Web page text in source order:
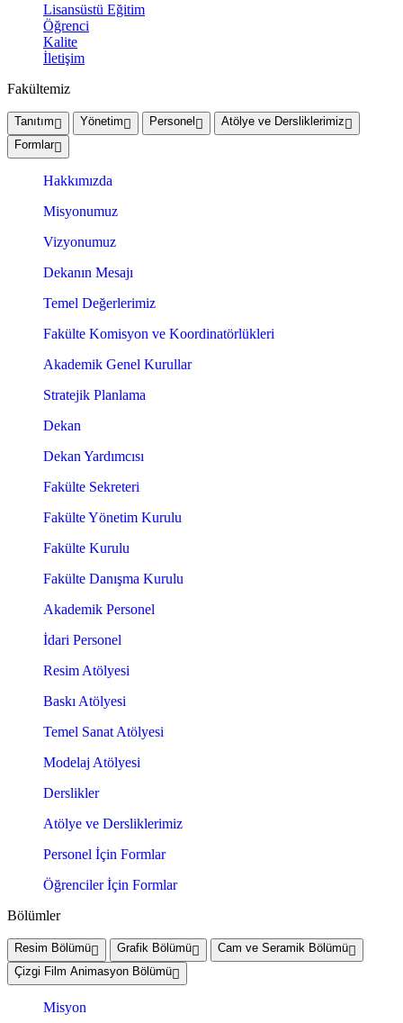
Lisansüstü Eğitim
Öğrenci
Kalite
İletişim
Fakültemiz
Tanıtım Yönetim Personel
Atölye ve Dersliklerimiz
Formlar
Hakkımızda
Misyonumuz
Vizyonumuz
Dekanın Mesajı
Temel Değerlerimiz
Fakülte Komisyon ve Koordinatörlükleri
Akademik Genel Kurullar
Stratejik Planlama
Dekan
Dekan Yardımcısı
Fakülte Sekreteri
Fakülte Yönetim Kurulu
Fakülte Kurulu
Fakülte Danışma Kurulu
Akademik Personel
İdari Personel
Resim Atölyesi
Baskı Atölyesi
Temel Sanat Atölyesi
Modelaj Atölyesi
Derslikler
Atölye ve Dersliklerimiz
Personel İçin Formlar
Öğrenciler İçin Formlar
Bölümler
Resim Bölümü Grafik Bölümü
Cam ve Seramik Bölümü
Çizgi Film Animasyon Bölümü
Misyon